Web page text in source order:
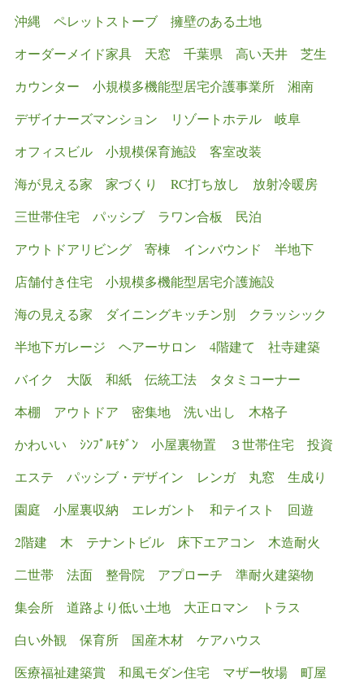
沖縄
ペレットストーブ
擁壁のある土地
オーダーメイド家具
天窓 千葉県 高い天井
芝生
カウンター
小規模多機能型居宅介護事業所
湘南
デザイナーズマンション
リゾートホテル
岐阜
オフィスビル
小規模保育施設
客室改装
海が見える家
家づくり RC打ち放し
放射冷暖房
三世帯住宅
パッシブ ラワン合板
民泊
アウトドアリビング
寄棟 インバウンド
半地下
店舗付き住宅
小規模多機能型居宅介護施設
海の見える家
ダイニングキッチン別
クラッシック
半地下ガレージ
ヘアーサロン 4階建て
社寺建築
バイク
大阪 和紙 伝統工法
タタミコーナー
本棚
アウトドア 密集地 洗い出し
木格子
かわいい
ｼﾝﾌﾟﾙﾓﾀﾞﾝ 小屋裏物置 ３世帯住宅
投資
エステ
パッシブ・デザイン レンガ 丸窓
生成り
園庭
小屋裏収納 エレガント 和テイスト
回遊
2階建
木 テナントビル 床下エアコン
木造耐火
二世帯
法面 整骨院 アプローチ
準耐火建築物
集会所
道路より低い土地 大正ロマン
トラス
白い外観
保育所 国産木材
ケアハウス
医療福祉建築賞
和風モダン住宅 マザー牧場
町屋